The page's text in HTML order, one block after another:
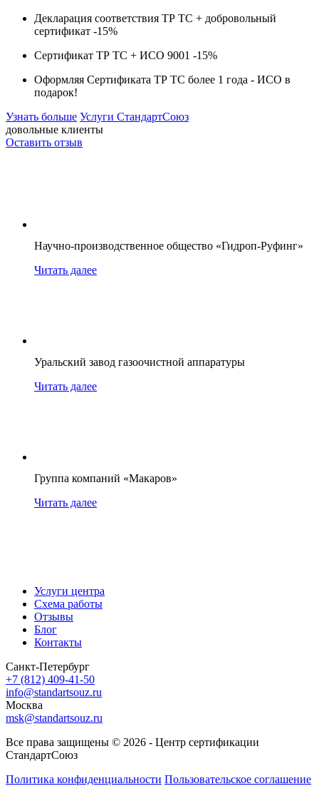
Декларация соответствия ТР ТС + добровольный
сертификат -15%
Сертификат ТР ТС + ИСО 9001 -15%
Оформляя Сертификата ТР ТС более 1 года - ИСО в
подарок!
Узнать больше Услуги СтандартСоюз
довольные клиенты
Оставить отзыв
Научно-производственное общество «Гидроп-Руфинг»
Читать далее
Уральский завод газоочистной аппаратуры
Читать далее
Группа компаний «Макаров»
Читать далее
Услуги центра
Схема работы
Отзывы
Блог
Контакты
Санкт-Петербург
+7 (812) 409-41-50
info@standartsouz.ru
Москва
msk@standartsouz.ru
Все права защищены © 2026 - Центр сертификации
СтандартСоюз
Политика конфиденциальности Пользовательское соглашение